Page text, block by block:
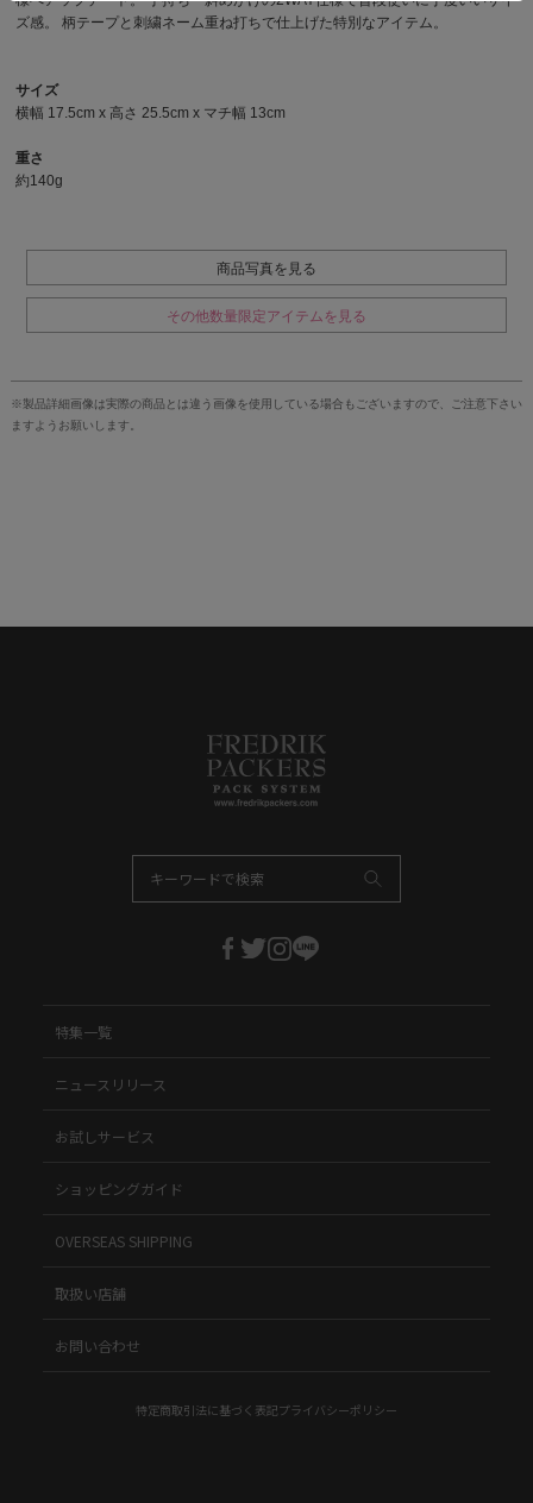
ズ感。 柄テープと刺繍ネーム重ね打ちで仕上げた特別なアイテム。
サイズ
横幅 17.5cm x 高さ 25.5cm x マチ幅 13cm
重さ
約140g
商品写真を見る
その他数量限定アイテムを見る
※製品詳細画像は実際の商品とは違う画像を使用している場合もございますので、ご注意下さい
ますようお願いします。
特集一覧
ニュースリリース
お試しサービス
ショッピングガイド
OVERSEAS SHIPPING
取扱い店舗
お問い合わせ
特定商取引法に基づく表記プライバシーポリシー